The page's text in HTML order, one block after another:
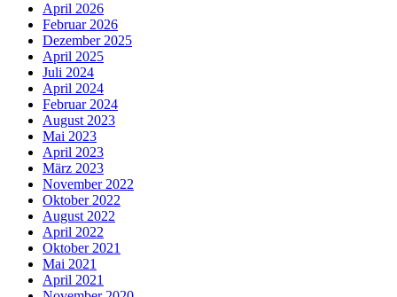
April 2026
Februar 2026
Dezember 2025
April 2025
Juli 2024
April 2024
Februar 2024
August 2023
Mai 2023
April 2023
März 2023
November 2022
Oktober 2022
August 2022
April 2022
Oktober 2021
Mai 2021
April 2021